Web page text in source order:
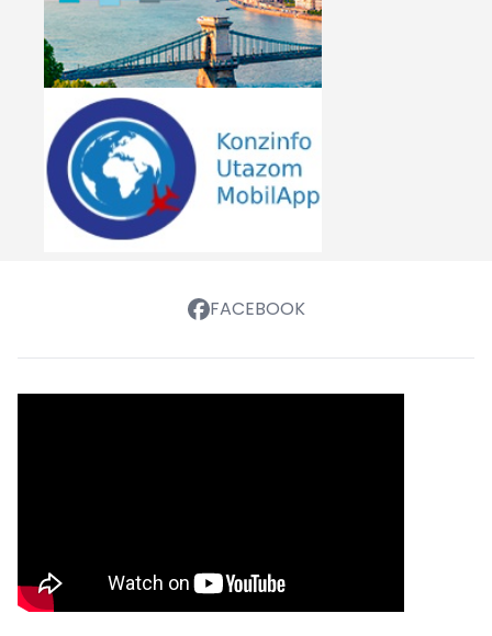
FACEBOOK